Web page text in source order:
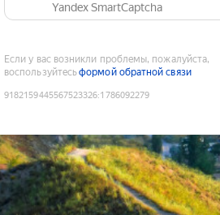
Yandex SmartCaptcha
Если у вас возникли проблемы, пожалуйста,
воспользуйтесьформой обратной связи
9182159445567523326:1786092279